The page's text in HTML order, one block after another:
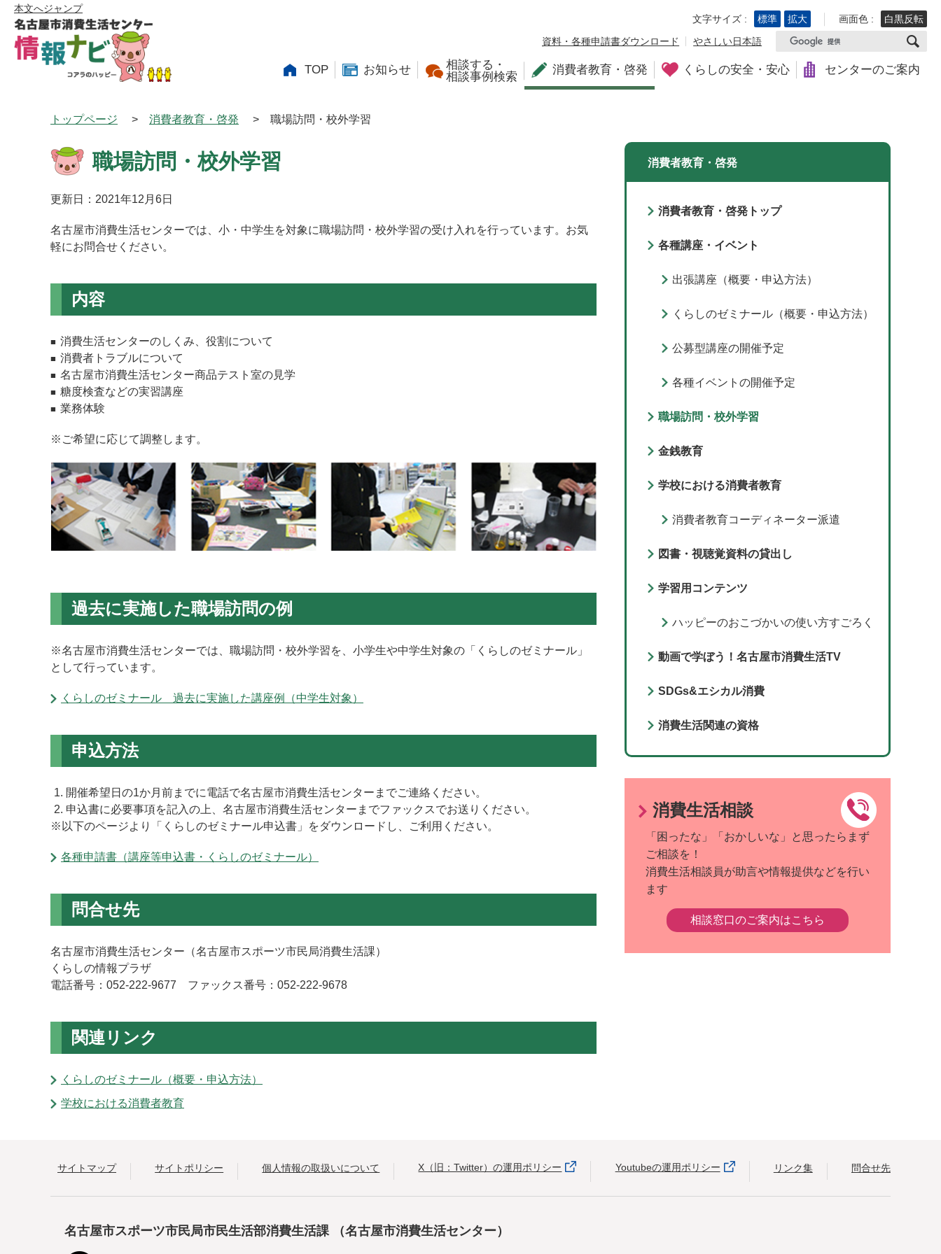
本文へジャンプ
文字サイズ :
標準 拡大 画面色 :
白黒反転
資料・各種申請書ダウンロード
やさしい日本語
TOP お知らせ
相談する・
相談事例検索
消費者教育・啓発 くらしの安全・安心 センターのご案内
トップページ > 消費者教育・啓発 > 職場訪問・校外学習
職場訪問・校外学習
更新日：2021年12月6日
名古屋市消費生活センターでは、小・中学生を対象に職場訪問・校外学習の受け入れを行っています。お気
軽にお問合せください。
内容
消費生活センターのしくみ、役割について
消費者トラブルについて
名古屋市消費生活センター商品テスト室の見学
糖度検査などの実習講座
業務体験
※ご希望に応じて調整します。
過去に実施した職場訪問の例
※名古屋市消費生活センターでは、職場訪問・校外学習を、小学生や中学生対象の「くらしのゼミナール」
として行っています。
くらしのゼミナール 過去に実施した講座例（中学生対象）
申込方法
開催希望日の1か月前までに電話で名古屋市消費生活センターまでご連絡ください。
申込書に必要事項を記入の上、名古屋市消費生活センターまでファックスでお送りください。
※以下のページより「くらしのゼミナール申込書」をダウンロードし、ご利用ください。
各種申請書（講座等申込書・くらしのゼミナール）
問合せ先
名古屋市消費生活センター（名古屋市スポーツ市民局消費生活課）
くらしの情報プラザ
電話番号：052-222-9677 ファックス番号：052-222-9678
関連リンク
くらしのゼミナール（概要・申込方法）
学校における消費者教育
消費者教育・啓発
消費者教育・啓発トップ
各種講座・イベント
出張講座（概要・申込方法）
くらしのゼミナール（概要・申込方法）
公募型講座の開催予定
各種イベントの開催予定
職場訪問・校外学習
金銭教育
学校における消費者教育
消費者教育コーディネーター派遣
図書・視聴覚資料の貸出し
学習用コンテンツ
ハッピーのおこづかいの使い方すごろく
動画で学ぼう！名古屋市消費生活TV
SDGs&エシカル消費
消費生活関連の資格
消費生活相談
「困ったな」「おかしいな」と思ったらまず
ご相談を！
消費生活相談員が助言や情報提供などを行い
ます
相談窓口のご案内はこちら
サイトマップ サイトポリシー 個人情報の取扱いについて X（旧：Twitter）の運用ポリシー Youtubeの運用ポリシー リンク集 問合せ先
名古屋市スポーツ市民局市民生活部消費生活課（名古屋市消費生活センター）